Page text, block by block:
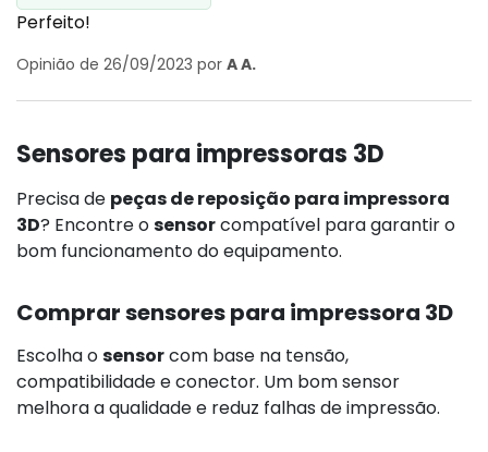
Perfeito!
Opinião de 26/09/2023 por A A.
Sensores para impressoras 3D
Precisa de peças de reposição para impressora
3D? Encontre osensorcompatível para garantir o
bom funcionamento do equipamento.
Comprar sensores para impressora 3D
Escolha osensorcom base na tensão,
compatibilidade e conector. Um bom sensor
melhora a qualidade e reduz falhas de impressão.